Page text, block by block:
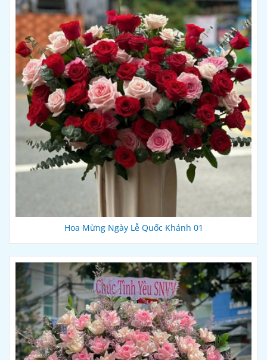
Hoa Mừng Ngày Lễ Quốc Khánh 01